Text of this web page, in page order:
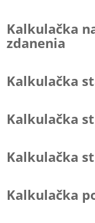
Kalkulačka
zdanenia
Kalkulačka
Kalkulačka
Kalkulačka
Kalkulačka